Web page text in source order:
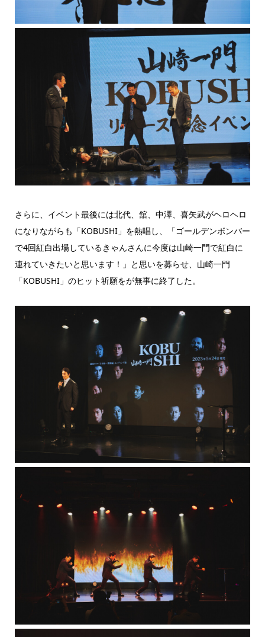
さらに、イベント最後には北代、舘、中澤、喜矢武がヘロヘロ
になりながらも「KOBUSHI」を熱唱し、「ゴールデンボンバー
で4回紅白出場しているきゃんさんに今度は山崎一門で紅白に
連れていきたいと思います！」と思いを募らせ、山崎一門
「KOBUSHI」のヒット祈願をが無事に終了した。